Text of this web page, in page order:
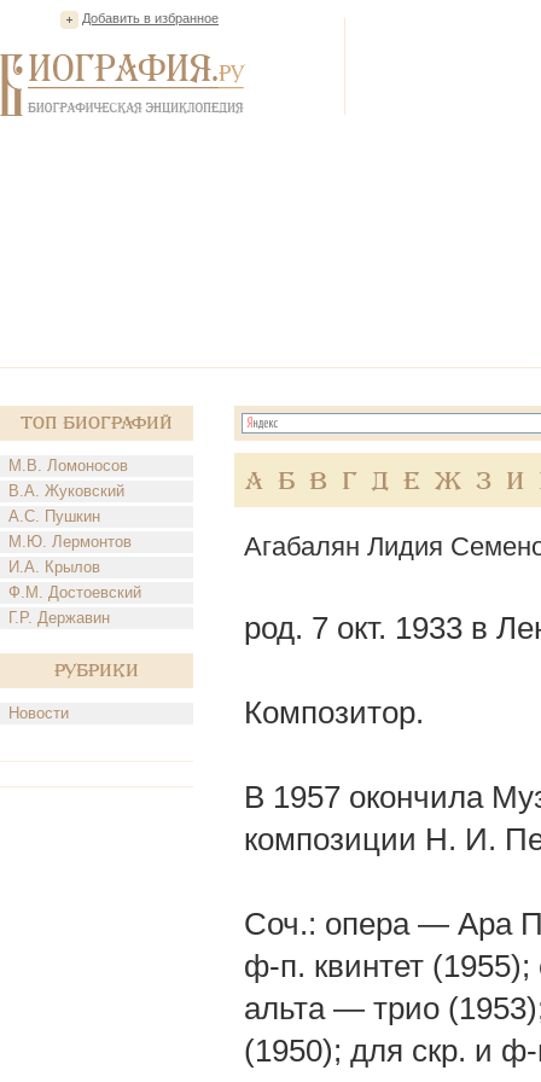
Добавить в избранное
Топ Биографий
М.В. Ломоносов
В.А. Жуковский
А.С. Пушкин
М.Ю. Лермонтов
И.А. Крылов
Ф.М. Достоевский
Г.Р. Державин
Рубрики
Новости
А Б В Г Д Е Ж З И
Агабалян Лидия
род. 7 окт. 1933 в
Композитор.
В 1957 окончила
композиции Н. И.
Соч.: опера — Ара
ф-п. квинтет
альта — трио
(1950); для скр. и